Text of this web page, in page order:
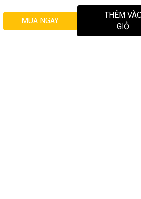
MUA NGAY
THÊM
GIỎ